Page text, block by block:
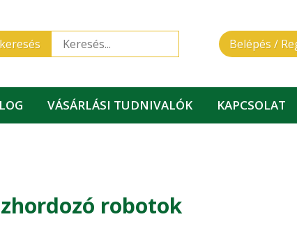
Belépés /
VÁSÁRLÁSI TUDNIVALÓK KAPCSOLAT
robotok